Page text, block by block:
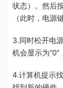
状态）。然后
（此时，电源
3.同时松开电
机会显示为”0″
4.计算机提示